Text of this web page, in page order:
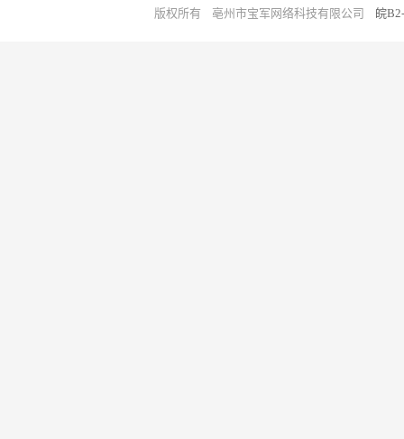
版权所有 亳州市宝军网络科技有限公司 皖